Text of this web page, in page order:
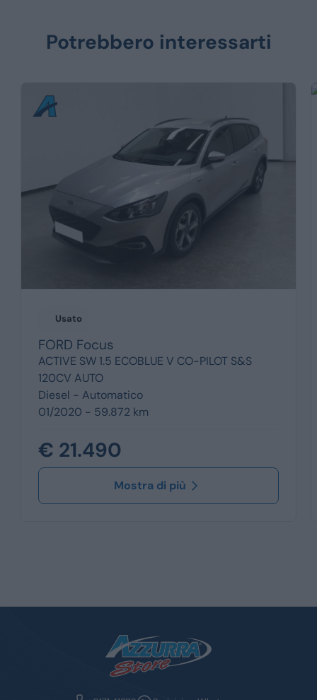
Potrebbero interessarti
Usato
FORD Focus
ACTIVE SW 1.5 ECOBLUE V CO-PILOT S&S
120CV AUTO
Diesel - Automatico
01/2020 - 59.872 km
€ 21.490
Mostra di più